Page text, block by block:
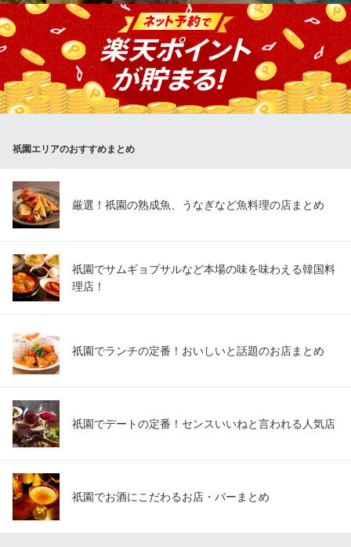
京都府京都市東山区常盤町165 ジェイ・プライドビル1F
最高級のブランド和牛や活オマール海老など、素材を生かした鉄
板焼きコースを6,000円台から10,000円台まで幅広くご用意してい
ます。お肉の追加注文も承りますので、どうぞ気軽にお申し付け
ください。デート利用ならシェフの技を目の前で堪能できるカウ
ンター席がおすすめ。横並びのお食事で、距離感もぐっと縮まり
ます。
京都祇園鉄板焼き プランチャー健
京阪本線祇園四条駅 徒歩6分
京都府京都市東山区祇園町北側282-3
祇園エリアのおすすめまとめ
厳選！祇園の熟成魚、うなぎなど魚料理の店まとめ
祇園でサムギョプサルなど本場の味を味わえる韓国料
理店！
祇園でランチの定番！おいしいと話題のお店まとめ
祇園でデートの定番！センスいいねと言われる人気店
祇園でお酒にこだわるお店・バーまとめ